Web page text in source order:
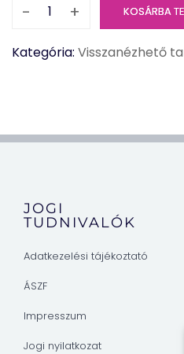
- + KOSÁRBA
Kategória: Visszanézhető
JOGI
TUDNIVALÓK
Adatkezelési tájékoztató
ÁSZF
Impresszum
Jogi nyilatkozat